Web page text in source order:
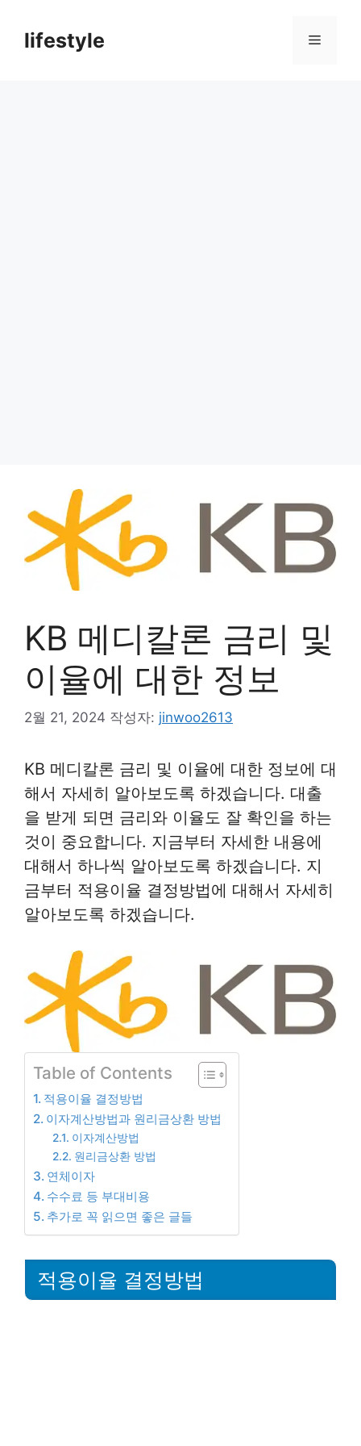
lifestyle 메
KB 메디칼론 금리 및
이율에 대한 정보
2월 21, 2024 작성자: jinwoo2613
KB 메디칼론 금리 및 이율에 대한 정보에 대
해서 자세히 알아보도록 하겠습니다. 대출
을 받게 되면 금리와 이율도 잘 확인을 하는
것이 중요합니다. 지금부터 자세한 내용에
대해서 하나씩 알아보도록 하겠습니다. 지
금부터 적용이율 결정방법에 대해서 자세히
알아보도록 하겠습니다.
Table of Contents
적용이율 결정방법
이자계산방법과 원리금상환 방법
이자계산방법
원리금상환 방법
연체이자
수수료 등 부대비용
추가로 꼭 읽으면 좋은 글들
적용이율 결정방법